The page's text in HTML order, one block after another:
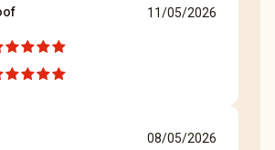
11/05/2026
08/05/2026